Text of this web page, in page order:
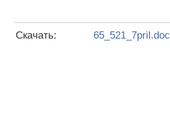
Скачать: 65_521_7pril.doc